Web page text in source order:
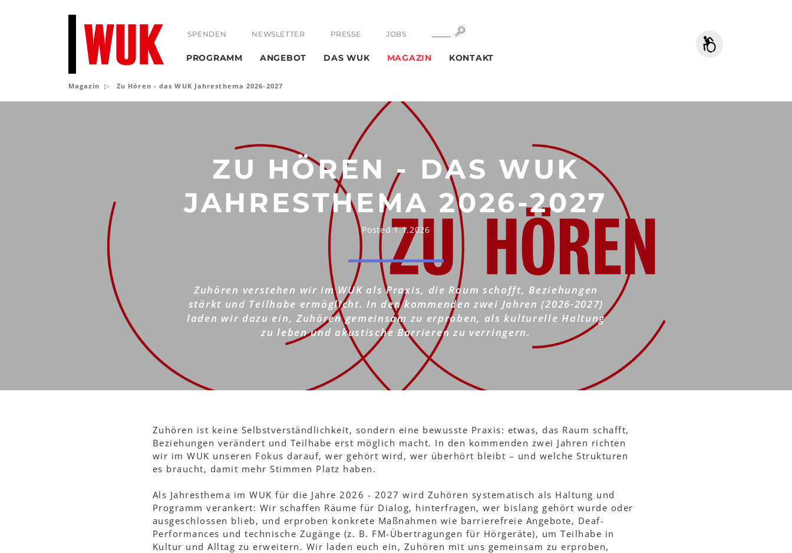
SPENDEN NEWSLETTER PRESSE JOBS SUCHE
PROGRAMM ANGEBOT DAS WUK MAGAZIN KONTAKT
Magazin Zu Hören - das WUK Jahresthema 2026-2027
Jahresthema
ZU HÖREN - DAS WUK
JAHRESTHEMA 2026-2027
Posted 1.1.2026
Zuhören verstehen wir im WUK als Praxis, die Raum schafft, Beziehungen
stärkt und Teilhabe ermöglicht. In den kommenden zwei Jahren (2026-2027)
laden wir dazu ein, Zuhören gemeinsam zu erproben, als kulturelle Haltung
zu leben und akustische Barrieren zu verringern.
Zuhören ist keine Selbstverständlichkeit, sondern eine bewusste Praxis: etwas, das Raum schafft,
Beziehungen verändert und Teilhabe erst möglich macht. In den kommenden zwei Jahren richten
wir im WUK unseren Fokus darauf, wer gehört wird, wer überhört bleibt – und welche Strukturen
es braucht, damit mehr Stimmen Platz haben.
Als Jahresthema im WUK für die Jahre 2026 - 2027 wird Zuhören systematisch als Haltung und
Programm verankert: Wir schaffen Räume für Dialog, hinterfragen, wer bislang gehört wurde oder
ausgeschlossen blieb, und erproben konkrete Maßnahmen wie barrierefreie Angebote, Deaf-
Performances und technische Zugänge (z. B. FM-Übertragungen für Hörgeräte), um Teilhabe in
Kultur und Alltag zu erweitern. Wir laden euch ein, Zuhören mit uns gemeinsam zu erproben,